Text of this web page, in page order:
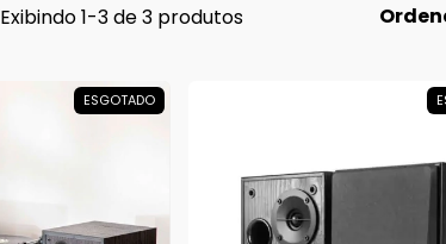
Exibindo 1-3 de 3 produtos
ESGOTADO